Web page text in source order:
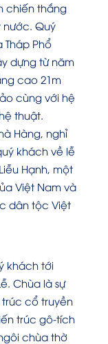
chiến thắng
Quý
Phổ
dựng từ năm
cao 21m
cùng với hệ
thuật.
Hàng, nghỉ
khách về lễ
Hạnh, một
Việt Nam và
dân tộc Việt
khách tới
Chùa là sự
cổ truyền
trúc gô-tích
chùa thờ